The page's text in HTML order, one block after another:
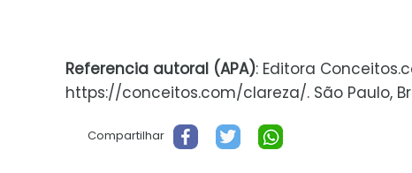
Referencia autoral (APA): Editora
https://conceitos.com/clareza/. São Paulo,
Compartilhar